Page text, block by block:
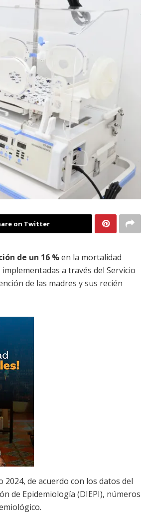
on Twitter
de un 16 %en la mortalidad
a través del Servicio
de las madres y sus recién
de acuerdo con los datos del
de Epidemiología (DIEPI), números